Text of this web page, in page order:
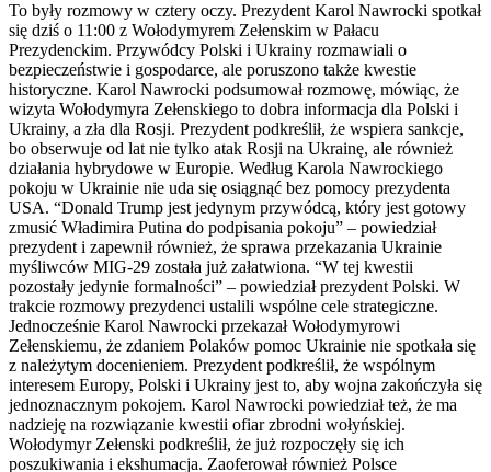
To były rozmowy w cztery oczy. Prezydent Karol Nawrocki spotkał
się dziś o 11:00 z Wołodymyrem Zełenskim w Pałacu
Prezydenckim. Przywódcy Polski i Ukrainy rozmawiali o
bezpieczeństwie i gospodarce, ale poruszono także kwestie
historyczne. Karol Nawrocki podsumował rozmowę, mówiąc, że
wizyta Wołodymyra Zełenskiego to dobra informacja dla Polski i
Ukrainy, a zła dla Rosji. Prezydent podkreślił, że wspiera sankcje,
bo obserwuje od lat nie tylko atak Rosji na Ukrainę, ale również
działania hybrydowe w Europie. Według Karola Nawrockiego
pokoju w Ukrainie nie uda się osiągnąć bez pomocy prezydenta
USA. “Donald Trump jest jedynym przywódcą, który jest gotowy
zmusić Władimira Putina do podpisania pokoju” – powiedział
prezydent i zapewnił również, że sprawa przekazania Ukrainie
myśliwców MIG-29 została już załatwiona. “W tej kwestii
pozostały jedynie formalności” – powiedział prezydent Polski. W
trakcie rozmowy prezydenci ustalili wspólne cele strategiczne.
Jednocześnie Karol Nawrocki przekazał Wołodymyrowi
Zełenskiemu, że zdaniem Polaków pomoc Ukrainie nie spotkała się
z należytym docenieniem. Prezydent podkreślił, że wspólnym
interesem Europy, Polski i Ukrainy jest to, aby wojna zakończyła się
jednoznacznym pokojem. Karol Nawrocki powiedział też, że ma
nadzieję na rozwiązanie kwestii ofiar zbrodni wołyńskiej.
Wołodymyr Zełenski podkreślił, że już rozpoczęły się ich
poszukiwania i ekshumacja. Zaoferował również Polsce